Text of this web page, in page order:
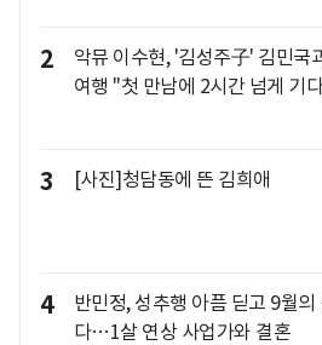
2
악뮤 이수현, '김성주子' 김민국
여행 "첫 만남에 2시간 넘게 기
3 [사진]청담동에 뜬 김희애
4
반민정, 성추행 아픔 딛고 9월의
다…1살 연상 사업가와 결혼